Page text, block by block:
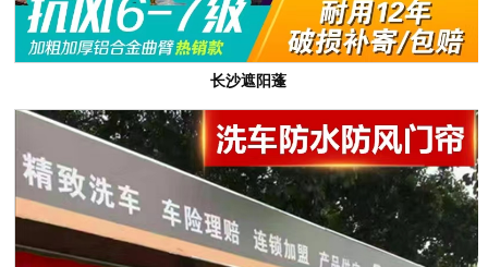
长沙遮阳蓬